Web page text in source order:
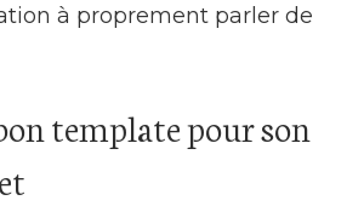
à proprement parler de
template pour son